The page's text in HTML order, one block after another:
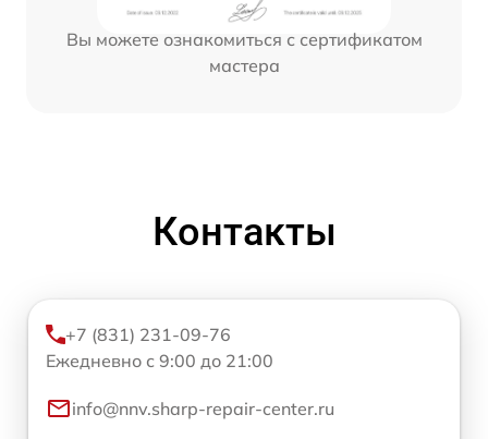
Вы можете ознакомиться с сертификатом
мастера
Контакты
+7 (831) 231-09-76
Ежедневно с 9:00 до 21:00
info@nnv.sharp-repair-center.ru